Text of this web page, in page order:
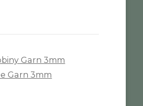
Garn 3mm
Garn 3mm